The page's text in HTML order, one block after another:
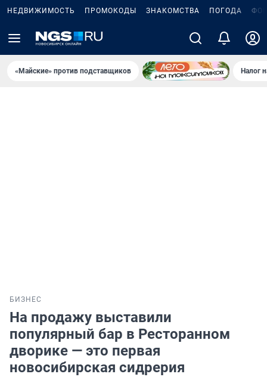
НЕДВИЖИМОСТЬ ПРОМОКОДЫ ЗНАКОМСТВА ПОГОДА
«Майские» против подставщиков Налог
БИЗНЕС
На продажу выставили
популярный бар в Ресторанном
дворике — это первая
новосибирская сидрерия